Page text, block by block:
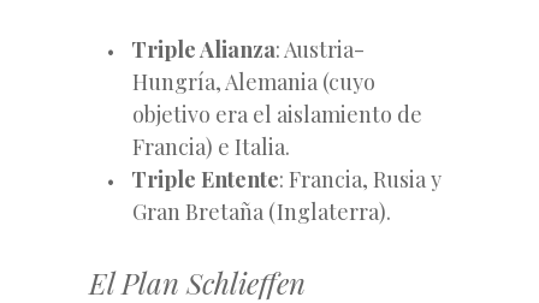
Triple Alianza: Austria-
Hungría, Alemania (cuyo
objetivo era el aislamiento de
Francia) e Italia.
Triple Entente: Francia, Rusia y
Gran Bretaña (Inglaterra).
El Plan Schlieffen